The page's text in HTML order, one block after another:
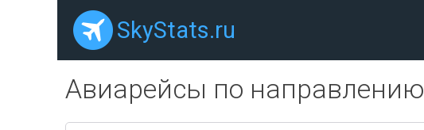
SkyStats.ru
Авиарейсы по направлению